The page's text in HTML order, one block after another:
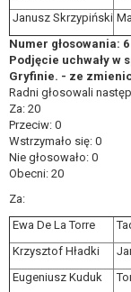
Janusz Skrzypiński
Numer głosowania: 6
Podjęcie uchwały w
Gryfinie. - ze
Radni głosowali
Za: 20
Przeciw: 0
Wstrzymało się: 0
Nie głosowało: 0
Obecni: 20
Za:
Ewa De La Torre
Krzysztof Hładki
Eugeniusz Kuduk